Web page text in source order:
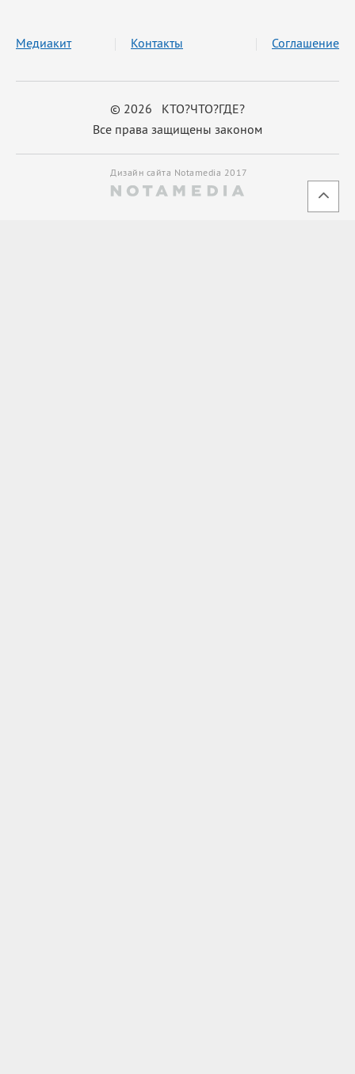
© 2026 КТО?ЧТО?ГДЕ?
Все права защищены законом
Медиакит Контакты Соглашение
Дизайн сайта Notamedia 2017